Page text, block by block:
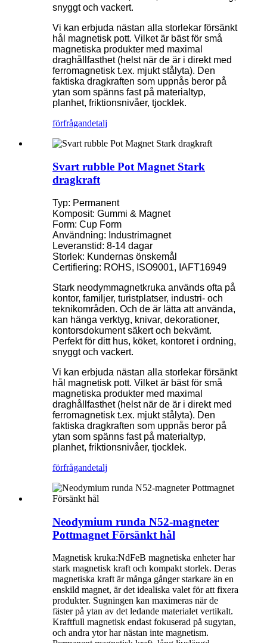
snyggt och vackert.
Vi kan erbjuda nästan alla storlekar försänkt
hål magnetisk pott. Vilket är bäst för små
magnetiska produkter med maximal
draghållfasthet (helst när de är i direkt med
ferromagnetisk t.ex. mjukt stålyta). Den
faktiska dragkraften som uppnås beror på
ytan som spänns fast på materialtyp,
planhet, friktionsnivåer, tjocklek.
förfrågandetalj
Svart rubble Pot Magnet Stark
dragkraft
Typ: Permanent
Komposit: Gummi & Magnet
Form: Cup Form
Användning: Industrimagnet
Leveranstid: 8-14 dagar
Storlek: Kundernas önskemål
Certifiering: ROHS, ISO9001, IAFT16949
Stark neodymmagnetkruka används ofta på
kontor, familjer, turistplatser, industri- och
teknikområden. Och de är lätta att använda,
kan hänga verktyg, knivar, dekorationer,
kontorsdokument säkert och bekvämt.
Perfekt för ditt hus, köket, kontoret i ordning,
snyggt och vackert.
Vi kan erbjuda nästan alla storlekar försänkt
hål magnetisk pott. Vilket är bäst för små
magnetiska produkter med maximal
draghållfasthet (helst när de är i direkt med
ferromagnetisk t.ex. mjukt stålyta). Den
faktiska dragkraften som uppnås beror på
ytan som spänns fast på materialtyp,
planhet, friktionsnivåer, tjocklek.
förfrågandetalj
Neodymium runda N52-magneter
Pottmagnet Försänkt hål
Magnetisk kruka:NdFeB magnetiska enheter har
stark magnetisk kraft och kompakt storlek. Deras
magnetiska kraft är många gånger starkare än en
enskild magnet, är det idealiska valet för att fixera
produkter. Sugningen kan maximeras när de
fäster på ytan av det ledande materialet vertikalt.
Kraftfull magnetisk endast fokuserad på sugytan,
och andra ytor har nästan inte magnetism.